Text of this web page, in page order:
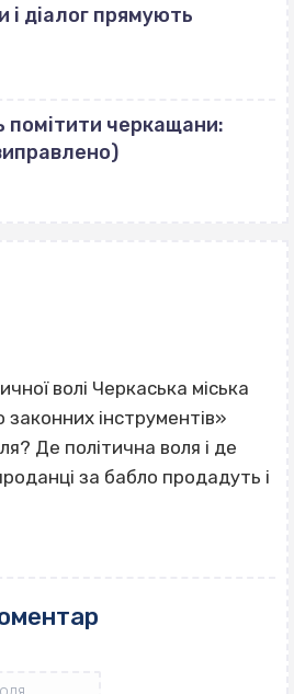
діалог прямують
черкащани:
волі Черкаська міська
інструментів»
Де політична воля і де
за бабло продадуть і